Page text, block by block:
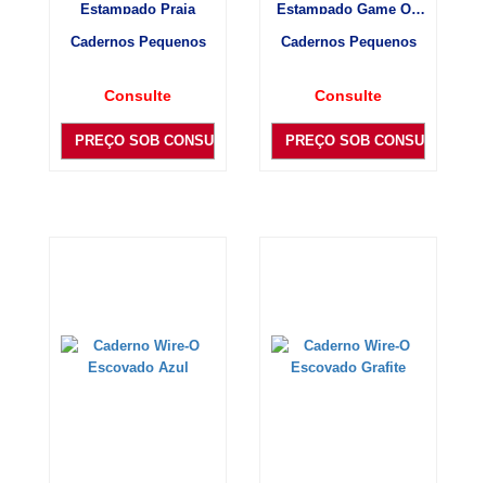
Estampado Praia
Cadernos Pequenos
Consulte
PREÇO SOB CONSULTA
Estampado Game On
Cadernos Pequenos
Consulte
PREÇO SOB CONSULTA